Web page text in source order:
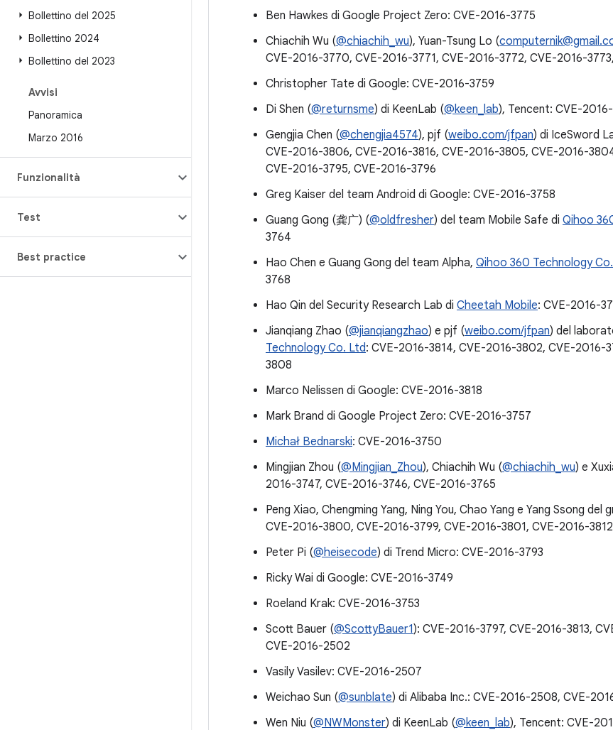
Bollettino del 2025
Bollettino 2024
Bollettino del 2023
Avvisi
Panoramica
Marzo 2016
Funzionalità
Test
Best practice
Ben Hawkes di Google Project Zero: CVE-2016-3775
Chiachih Wu (@chiachih_wu), Yuan-Tsung Lo (
CVE-2016-3770, CVE-2016-3771, CVE-2016-3772, CVE-2016-
Christopher Tate di Google: CVE-2016-3759
Di Shen (@returnsme) di KeenLab (@keen_lab), Tencent: CVE-
Gengjia Chen (@chengjia4574), pjf (weibo.com/jfpan) di IceSword
CVE-2016-3806, CVE-2016-3816, CVE-2016-3805, CVE-2016-
CVE-2016-3795, CVE-2016-3796
Greg Kaiser del team Android di Google: CVE-2016-3758
Guang Gong (龚广) (@oldfresher) del team Mobile Safe di Qihoo
3764
Hao Chen e Guang Gong del team Alpha, Qihoo 360 Technology
3768
Hao Qin del Security Research Lab di Cheetah Mobile: CVE-2016-
Jianqiang Zhao (@jianqiangzhao) e pjf (weibo.com/jfpan) del
Technology Co. Ltd: CVE-2016-3814, CVE-2016-3802, CVE-2016-
3808
Marco Nelissen di Google: CVE-2016-3818
Mark Brand di Google Project Zero: CVE-2016-3757
Michał Bednarski: CVE-2016-3750
Mingjian Zhou (@Mingjian_Zhou), Chiachih Wu (@chiachih_wu) e
2016-3747, CVE-2016-3746, CVE-2016-3765
Peng Xiao, Chengming Yang, Ning You, Chao Yang e Yang Ssong
CVE-2016-3800, CVE-2016-3799, CVE-2016-3801, CVE-2016-
Peter Pi (@heisecode) di Trend Micro: CVE-2016-3793
Ricky Wai di Google: CVE-2016-3749
Roeland Krak: CVE-2016-3753
Scott Bauer (@ScottyBauer1): CVE-2016-3797, CVE-2016-3813,
CVE-2016-2502
Vasily Vasilev: CVE-2016-2507
Weichao Sun (@sunblate) di Alibaba Inc.: CVE-2016-2508, CVE-
Wen Niu (@NWMonster) di KeenLab (@keen_lab), Tencent: CVE-